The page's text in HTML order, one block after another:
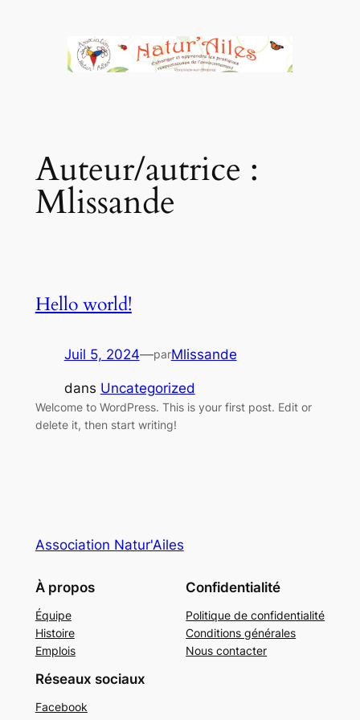
Auteur/autrice :
Mlissande
Hello world!
Juil 5, 2024—parMlissande
dans Uncategorized
Welcome to WordPress. This is your first post. Edit or
delete it, then start writing!
Association Natur'Ailes
À propos
Équipe
Histoire
Emplois
Confidentialité
Politique de confidentialité
Conditions générales
Nous contacter
Réseaux sociaux
Facebook